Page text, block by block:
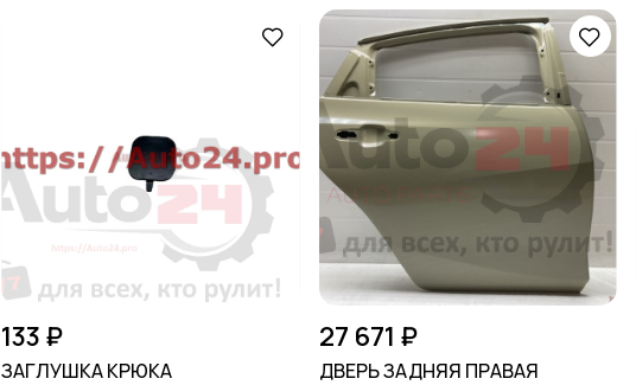
133 ₽
ЗАГЛУШКА КРЮКА
27 671 ₽
ДВЕРЬ ЗАДНЯЯ ПРАВАЯ